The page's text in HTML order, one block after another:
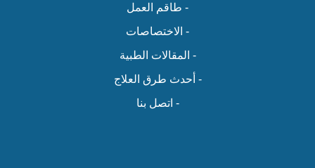
- طاقم العمل
- الاختصاصات
- المقالات الطبية
- أحدث طرق العلاج
- اتصل بنا